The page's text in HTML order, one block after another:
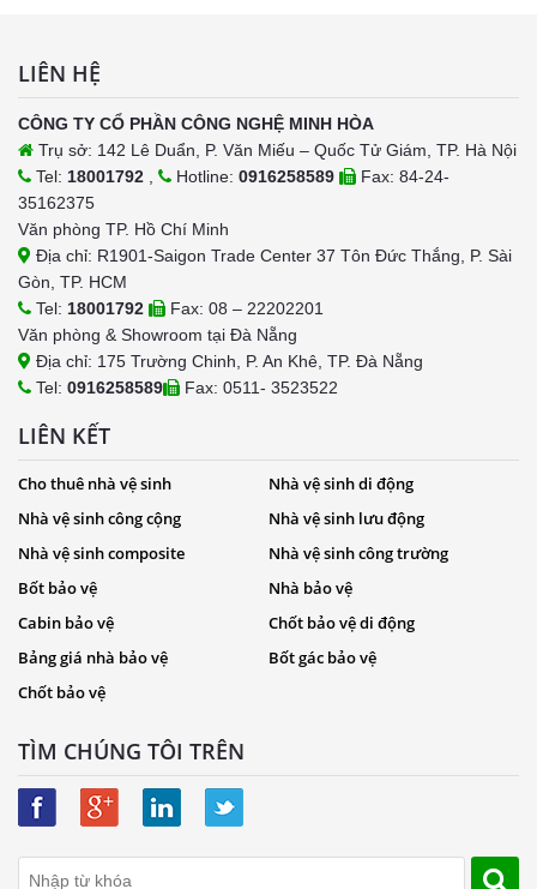
LIÊN HỆ
CÔNG TY CỔ PHẦN CÔNG NGHỆ MINH HÒA
Trụ sở: 142 Lê Duẩn, P. Văn Miếu – Quốc Tử Giám, TP. Hà Nội
Tel: 18001792 Hotline: 0916258589
Fax: 84-24-
35162375
Văn phòng TP. Hồ Chí Minh
Địa chỉ: R1901-Saigon Trade Center 37 Tôn Đức Thắng, P. Sài
Gòn, TP. HCM
Tel: 18001792
Fax: 08 – 22202201
Văn phòng & Showroom tại Đà Nẵng
Địa chỉ: 175 Trường Chinh, P. An Khê, TP. Đà Nẵng
Tel: 0916258589 Fax: 0511- 3523522
LIÊN KẾT
Cho thuê nhà vệ sinh
Nhà vệ sinh di động
Nhà vệ sinh công cộng
Nhà vệ sinh lưu động
Nhà vệ sinh composite
Nhà vệ sinh công trường
Bốt bảo vệ
Nhà bảo vệ
Cabin bảo vệ
Chốt bảo vệ di động
Bảng giá nhà bảo vệ
Bốt gác bảo vệ
Chốt bảo vệ
TÌM CHÚNG TÔI TRÊN